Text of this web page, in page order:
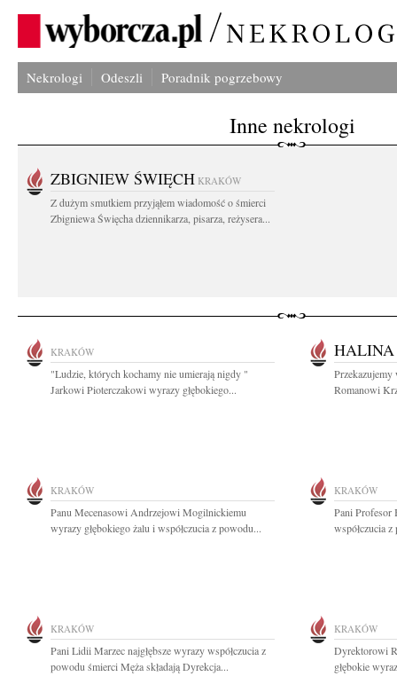
Nekrologi Odeszli Poradnik pogrzebowy
Inne nekrologi
ZBIGNIEW ŚWIĘCH KRAKÓW
Z dużym smutkiem przyjąłem wiadomość o śmierci
Zbigniewa Święcha dziennikarza, pisarza, reżysera...
KRAKÓW
"Ludzie, których kochamy nie umierają nigdy "
Jarkowi Pioterczakowi wyrazy głębokiego...
HALINA
Przekazujemy
Romanowi
KRAKÓW
Panu Mecenasowi Andrzejowi Mogilnickiemu
wyrazy głębokiego żalu i współczucia z powodu...
KRAKÓW
Pani Profesor
współczucia
KRAKÓW
Pani Lidii Marzec najgłębsze wyrazy współczucia z
powodu śmierci Męża składają Dyrekcja...
KRAKÓW
Dyrektorowi
głębokie